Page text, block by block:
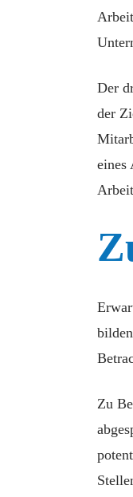
Der
der
eines
Zu